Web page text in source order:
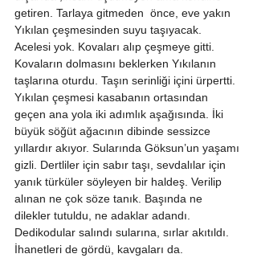
getiren. Tarlaya gitmeden  önce, eve yakın
Yıkılan çeşmesinden suyu taşıyacak.
Acelesi yok. Kovaları alıp çeşmeye gitti.
Kovaların dolmasını beklerken Yıkılanın
taşlarına oturdu. Taşın serinliği içini ürpertti.
Yıkılan çeşmesi kasabanın ortasından
geçen ana yola iki adımlık aşağısında. İki
büyük söğüt ağacının dibinde sessizce
yıllardır akıyor. Sularında Göksun’un yaşamı
gizli. Dertliler için sabır taşı, sevdalılar için
yanık türküler söyleyen bir haldeş. Verilip
alınan ne çok söze tanık. Başında ne
dilekler tutuldu, ne adaklar adandı.
Dedikodular salındı sularına, sırlar akıtıldı.
İhanetleri de gördü, kavgaları da.